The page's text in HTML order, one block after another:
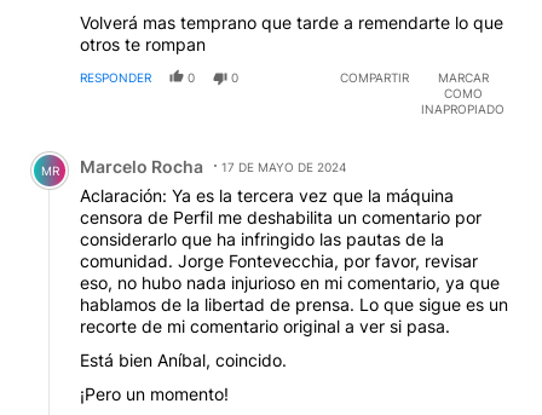
Volverá mas temprano que tarde a remendarte lo que
otros te rompan
RESPONDER 0 0 COMPARTIR
MARCAR
COMO
INAPROPIADO
Comentario de Marcelo Rocha.
MR Marcelo Rocha 17 DE MAYO DE 2024
Aclaración: Ya es la tercera vez que la máquina
censora de Perfil me deshabilita un comentario por
considerarlo que ha infringido las pautas de la
comunidad. Jorge Fontevecchia, por favor, revisar
eso, no hubo nada injurioso en mi comentario, ya que
hablamos de la libertad de prensa. Lo que sigue es un
recorte de mi comentario original a ver si pasa.
Está bien Aníbal, coincido.
¡Pero un momento!